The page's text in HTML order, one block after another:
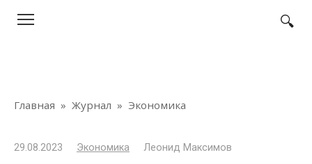
Главная » Журнал » Экономика
29.08.2023 Экономика Леонид Максимов